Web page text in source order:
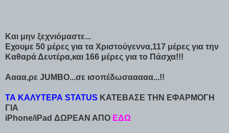
Και μην ξεχνιόμαστε...
Εχουμε 50 μέρες για τα Χριστούγεννα,117 μέρες για την
Καθαρά Δευτέρα,και 166 μέρες για το Πάσχα!!!
Αααα,ρε JUMBO...σε ισοπέδωσααααα...!!
ΤΑ ΚΑΛΥΤΕΡΑ STATUS ΚΑΤΕΒΑΣΕ ΤΗΝ ΕΦΑΡΜΟΓΗ
ΓΙΑ
iPhone/iPad ΔΩΡΕΑΝ ΑΠΟ ΕΔΩ